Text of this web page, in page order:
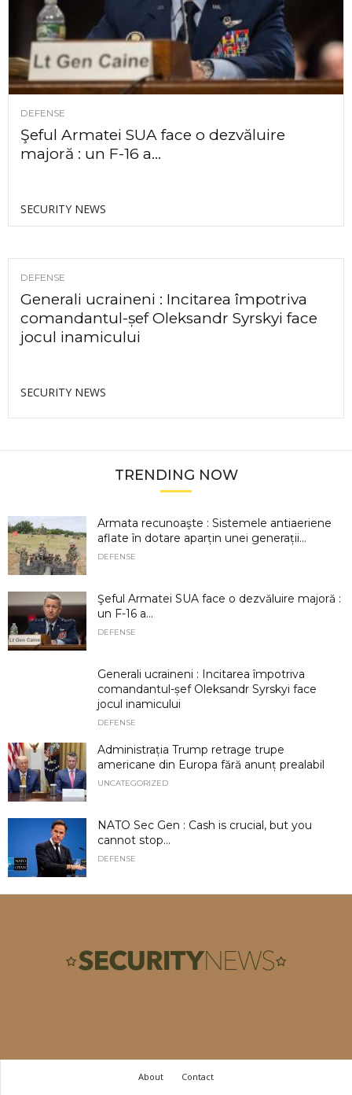
DEFENSE
Şeful Armatei SUA face o dezvăluire
majoră : un F-16 a...
SECURITY NEWS
DEFENSE
Generali ucraineni : Incitarea împotriva
comandantul-șef Oleksandr Syrskyi face
jocul inamicului
SECURITY NEWS
TRENDING NOW
Armata recunoaşte : Sistemele antiaeriene
aflate în dotare aparțin unei generații...
DEFENSE
Şeful Armatei SUA face o dezvăluire majoră :
un F-16 a...
DEFENSE
Generali ucraineni : Incitarea împotriva
comandantul-șef Oleksandr Syrskyi face
jocul inamicului
DEFENSE
Administrația Trump retrage trupe
americane din Europa fără anunț prealabil
UNCATEGORIZED
NATO Sec Gen : Cash is crucial, but you
cannot stop...
DEFENSE
About
Contact